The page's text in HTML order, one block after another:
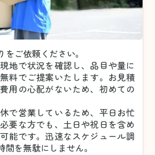
ご依頼ください。
地で状況を確認し、品目や量に
料でご提案いたします。お見積
用の心配がないため、初めての
で営業しているため、平日お忙
要な方でも、土日や祝日を含め
能です。迅速なスケジュール調
を無駄にしません。